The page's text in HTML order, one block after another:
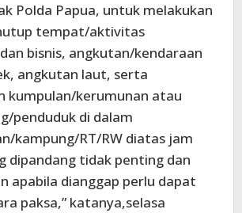
Polda Papua, untuk melakukan
tempat/aktivitas
bisnis, angkutan/kendaraan
angkutan laut, serta
kumpulan/kerumunan atau
penduduk di dalam
kampung/RT/RW diatas jam
dipandang tidak penting dan
apabila dianggap perlu dapat
paksa,” katanya,selasa